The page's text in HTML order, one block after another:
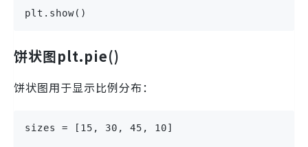
plt.show()
饼状图plt.pie()
饼状图用于显示比例分布：
sizes = [15, 30, 45, 10]